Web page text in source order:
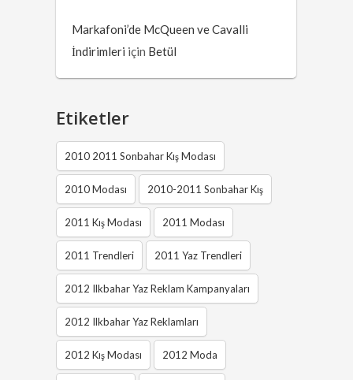
Markafoni’de McQueen ve Cavalli
İndirimleri için Betül
Etiketler
2010 2011 Sonbahar Kış Modası
2010 Modası 2010-2011 Sonbahar Kış
2011 Kış Modası 2011 Modası
2011 Trendleri 2011 Yaz Trendleri
2012 Ilkbahar Yaz Reklam Kampanyaları
2012 Ilkbahar Yaz Reklamları
2012 Kış Modası 2012 Moda